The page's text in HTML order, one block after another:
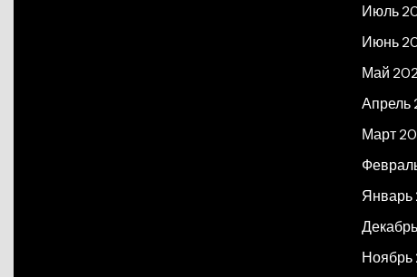
Июль
Июнь
Май
Апрель
Март
Январь
Ноябрь